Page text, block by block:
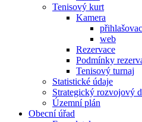
Tenisový kurt
Kamera
web
Rezervace
Podmínky
Tenisový turnaj
Statistické údaje
Strategický rozvojový
Územní plán
Obecní úřad